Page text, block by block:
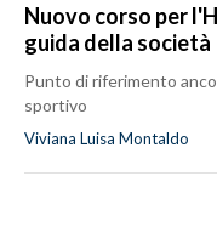
Nuovo corso per
guida della società
Punto di riferimento
sportivo
Viviana Luisa Montaldo